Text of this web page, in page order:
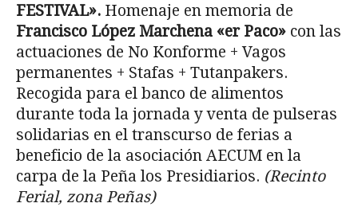
FESTIVAL». Homenaje en memoria de
Francisco López Marchena «er Paco» con las
actuaciones de No Konforme + Vagos
permanentes + Stafas + Tutanpakers.
Recogida para el banco de alimentos
durante toda la jornada y venta de pulseras
solidarias en el transcurso de ferias a
beneficio de la asociación AECUM en la
carpa de la Peña los Presidiarios. (Recinto
Ferial, zona Peñas)